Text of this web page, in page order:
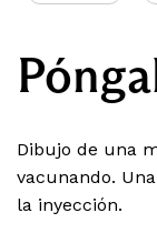
Dibujo de una
vacunando.
la inyección.